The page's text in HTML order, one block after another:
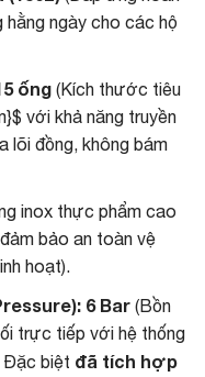
ngày cho các hộ
ống(Kích thước tiêu
với khả năng truyền
lõi đồng, không bám
inox thực phẩm cao
bảo an toàn vệ
hoạt).
6 Bar(Bồn
trực tiếp với hệ thống
Đặc biệt đã tích hợp